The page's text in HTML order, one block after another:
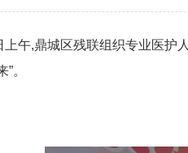
上午,鼎城区残联组织专业医护
。